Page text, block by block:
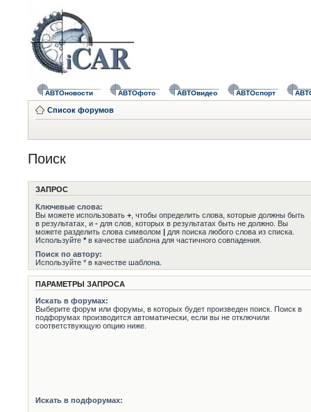
АВТОновости АВТОфото АВТОвидео АВТОспорт
Список форумов
Поиск
ЗАПРОС
Ключевые слова:
Вы можете использовать + , чтобы определить слова, которые должны быть
в результатах, и - для слов, которых в результатах быть не должно. Вы
можете разделить слова символом | для поиска любого слова из списка.
Используйте * в качестве шаблона для частичного совпадения.
Поиск по автору:
Используйте * в качестве шаблона.
ПАРАМЕТРЫ ЗАПРОСА
Искать в форумах:
Выберите форум или форумы, в которых будет произведен поиск. Поиск в
подфорумах производится автоматически, если вы не отключили
соответствующую опцию ниже.
Искать в подфорумах: